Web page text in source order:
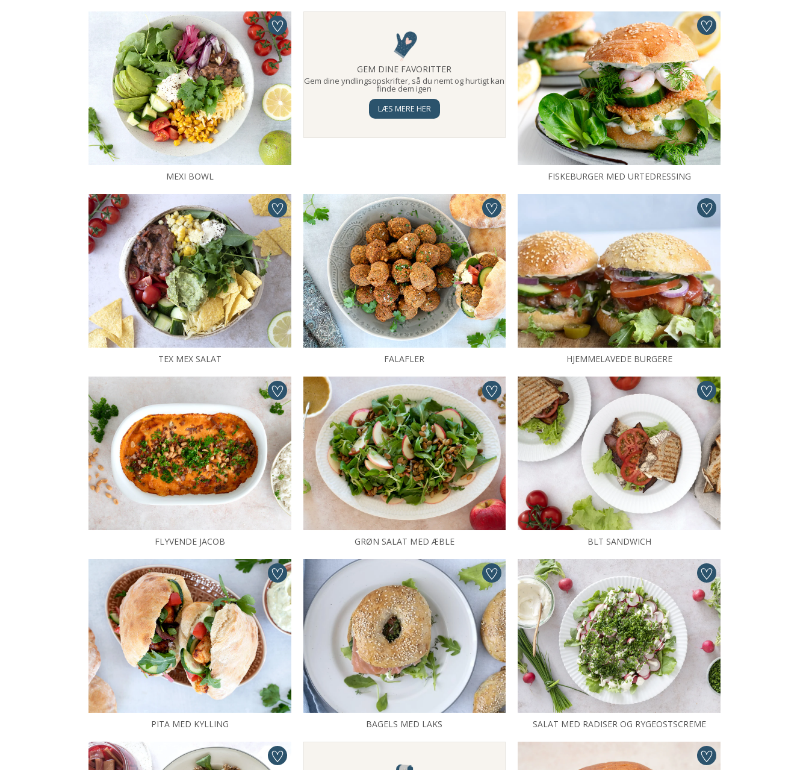
MEXI BOWL
GEM DINE FAVORITTER
Gem dine yndlingsopskrifter, så du nemt og hurtigt kan
finde dem igen
LÆS MERE HER
FISKEBURGER MED URTEDRESSING
TEX MEX SALAT FALAFLER HJEMMELAVEDE BURGERE
FLYVENDE JACOB GRØN SALAT MED ÆBLE BLT SANDWICH
PITA MED KYLLING BAGELS MED LAKS SALAT MED RADISER OG RYGEOSTSCREME